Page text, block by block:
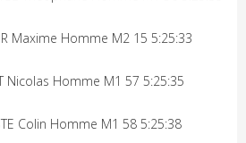
Maxime Homme M2 15 5:25:33
Nicolas Homme M1 57 5:25:35
Colin Homme M1 58 5:25:38